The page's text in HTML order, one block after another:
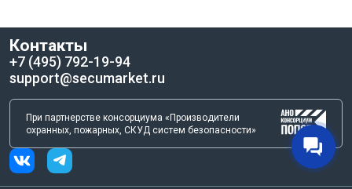
Контакты
+7 (495) 792-19-94
support@secumarket.ru
При партнерстве консорциума «Производители
охранных, пожарных, СКУД систем безопасности»